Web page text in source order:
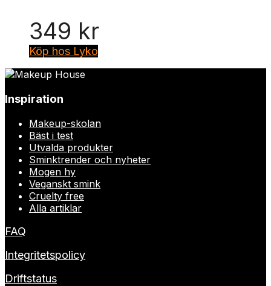
349 kr
Köp hos Lyko
Inspiration
Makeup-skolan
Bäst i test
Utvalda produkter
Sminktrender och nyheter
Mogen hy
Veganskt smink
Cruelty free
Alla artiklar
FAQ
Integritetspolicy
Driftstatus